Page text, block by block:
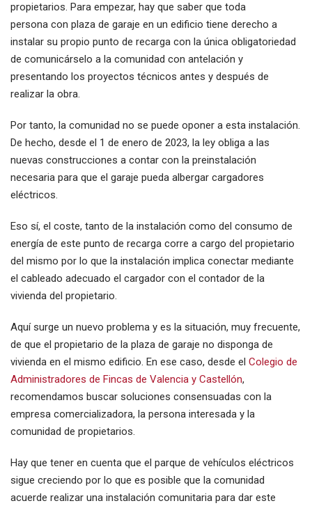
propietarios. Para empezar, hay que saber que toda
persona con plaza de garaje en un edificio tiene derecho a
instalar su propio punto de recarga con la única obligatoriedad
de comunicárselo a la comunidad con antelación y
presentando los proyectos técnicos antes y después de
realizar la obra.
Por tanto, la comunidad no se puede oponer a esta instalación.
De hecho, desde el 1 de enero de 2023, la ley obliga a las
nuevas construcciones a contar con la preinstalación
necesaria para que el garaje pueda albergar cargadores
eléctricos.
Eso sí, el coste, tanto de la instalación como del consumo de
energía de este punto de recarga corre a cargo del propietario
del mismo por lo que la instalación implica conectar mediante
el cableado adecuado el cargador con el contador de la
vivienda del propietario.
Aquí surge un nuevo problema y es la situación, muy frecuente,
de que el propietario de la plaza de garaje no disponga de
vivienda en el mismo edificio. En ese caso, desde el Colegio de
Administradores de Fincas de Valencia y Castellón,
recomendamos buscar soluciones consensuadas con la
empresa comercializadora, la persona interesada y la
comunidad de propietarios.
Hay que tener en cuenta que el parque de vehículos eléctricos
sigue creciendo por lo que es posible que la comunidad
acuerde realizar una instalación comunitaria para dar este